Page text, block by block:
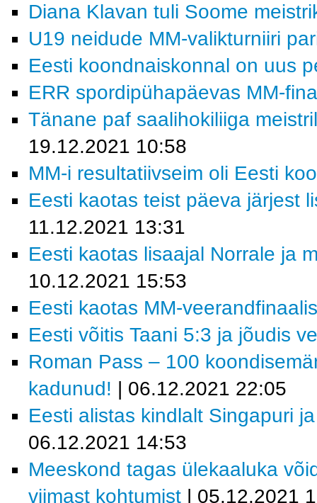
Diana Klavan tuli Soome
U19 neidude MM-valikturniiri
Eesti koondnaiskonnal on uus
ERR spordipühapäevas MM-
Tänane paf saalihokiliiga
19.12.2021 10:58
MM-i resultatiivseim oli Eesti
Eesti kaotas teist päeva järjest
11.12.2021 13:31
Eesti kaotas lisaajal Norrale ja
10.12.2021 15:53
Eesti kaotas MM-
Eesti võitis Taani 5:3 ja jõudis
Roman Pass – 100
kadunud! | 06.12.2021 22:05
Eesti alistas kindlalt Singapuri
06.12.2021 14:53
Meeskond tagas ülekaaluka
viimast kohtumist | 05.12.2021